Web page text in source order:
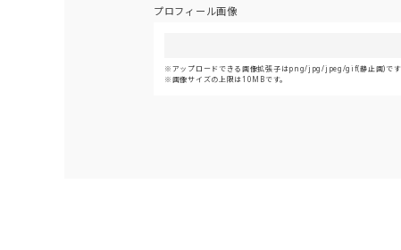
プロフィール画像
アップロードできる画像拡張子はpng/jpg/jpeg/gif(静止画)です
画像サイズの上限は10MBです。